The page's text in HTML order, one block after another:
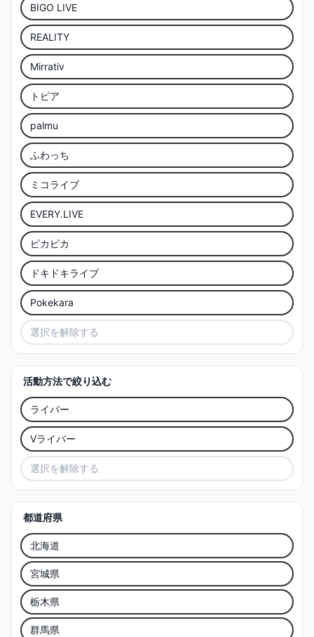
BIGO LIVE
REALITY
Mirrativ
トピア
palmu
ふわっち
ミコライブ
EVERY.LIVE
ピカピカ
ドキドキライブ
Pokekara
選択を解除する
活動方法で絞り込む
ライバー
Vライバー
選択を解除する
都道府県
北海道
宮城県
栃木県
群馬県